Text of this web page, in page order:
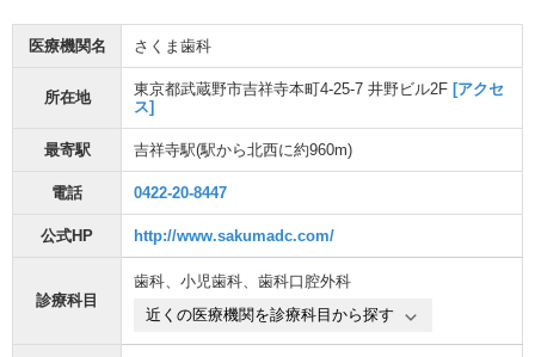
医療機関名 さくま歯科
所在地 東京都武蔵野市吉祥寺本町4-25-7 井野ビル2F [アクセ
ス]
最寄駅 吉祥寺駅(駅から北西に約960m)
電話 0422-20-8447
公式HP http://www.sakumadc.com/
診療科目
歯科、 小児歯科、 歯科口腔外科
近くの医療機関を診療科目から探す